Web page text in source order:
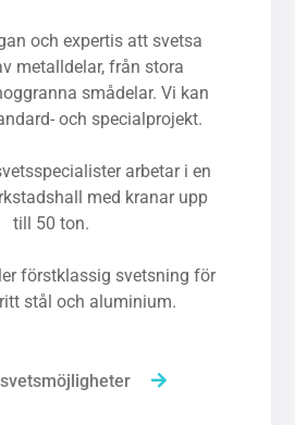
och expertis att svetsa
metalldelar, från stora
smådelar. Vi kan
och specialprojekt.
arbetar i en
med kranar upp
till 50 ton.
förstklassig svetsning för
stål och aluminium.